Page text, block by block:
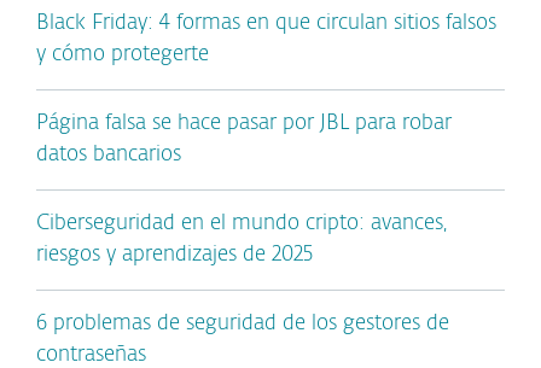
Black Friday: 4 formas en que circulan sitios falsos
y cómo protegerte
Página falsa se hace pasar por JBL para robar
datos bancarios
Ciberseguridad en el mundo cripto: avances,
riesgos y aprendizajes de 2025
6 problemas de seguridad de los gestores de
contraseñas